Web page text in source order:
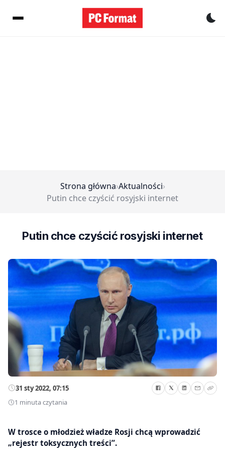
Strona główna›Aktualności›
Putin chce czyścić rosyjski internet
Putin chce czyścić rosyjski internet
31 sty 2022, 07:15
1 minuta czytania
W trosce o młodzież władze Rosji chcą wprowadzić
„rejestr toksycznych treści”.